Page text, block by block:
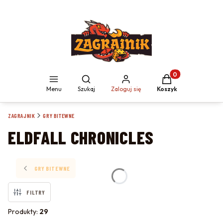
Menu
Otwórz wyszukiwarkę
Szukaj Zaloguj się
Produkty w
Koszyk
ZAGRAJNIK GRY BITEWNE
ELDFALL CHRONICLES
GRY BITEWNE
FILTRY
Produkty: 29